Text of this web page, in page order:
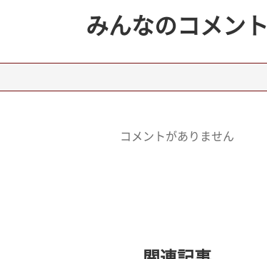
みんなのコメント
コメントがありません